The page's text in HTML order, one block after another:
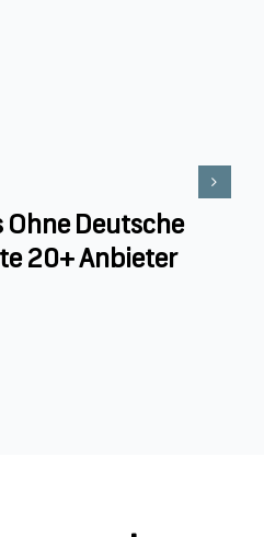
Ohne Deutsche
20+ Anbieter